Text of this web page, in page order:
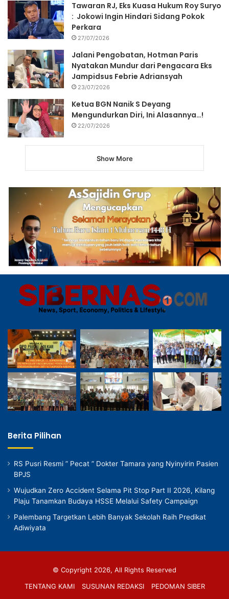
Tawaran RJ, Eks Kuasa Hukum Roy Suryo
: Jokowi Ingin Hindari Sidang Pokok
Perkara
27/07/2026
Jalani Pengobatan, Hotman Paris
Nyatakan Mundur dari Pengacara Eks
Jampidsus Febrie Adriansyah
23/07/2026
Ketua BGN Nanik S Deyang
Mengundurkan Diri, Ini Alasannya…!
22/07/2026
Show More
Berita Pilihan
RS Pusri Resmi ” Pecat ” Dokter Tamara yang Nyinyirin Pasien
BPJS
Wujudkan Zero Accident Selama Pit Stop Part II 2026, Kilang
Plaju Tanamkan Budaya HSSE Melalui Safety Campaign
Palembang Targetkan Lebih Banyak Sekolah Raih Predikat
Adiwiyata
© Copyright 2026, All Rights Reserved
TENTANG KAMI
SUSUNAN REDAKSI
PEDOMAN SIBER